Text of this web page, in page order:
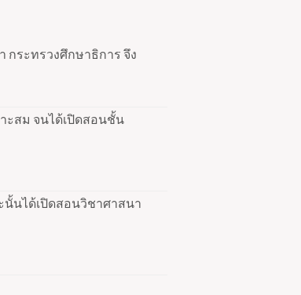
กระทรวงศึกษาธิการ จึง
ะสม จนได้เปิดสอนชั้น
นได้เปิดสอนวิชาศาสนา